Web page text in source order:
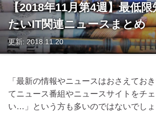
【2018年11月第4週】最低
たいIT関連ニュースまとめ
更新: 2018.11.20
「最新の情報やニュースはおさえてお
てニュース番組やニュースサイトをチ
い…」という方も多いのではないでしょ